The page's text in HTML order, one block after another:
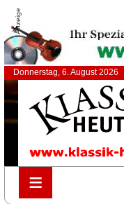
Anzeige
Donnerstag, 6. August 2026
≡
≡